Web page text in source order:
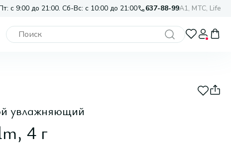
с 9:00 до 21:00. Сб-Вс: с 10:00 до 21:00 637-88-99A1, МТС, Life
увлажняющий
4 г